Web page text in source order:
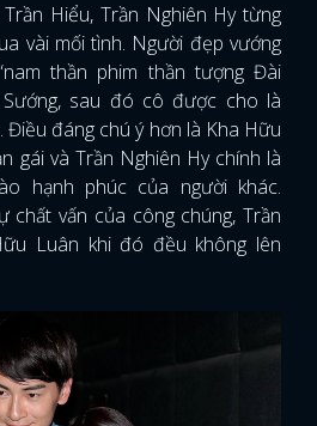
Hiểu, Trần Nghiên Hy từng
vài mối tình. Người đẹp vướng
thần phim thần tượng Đài
Sướng, sau đó cô được cho là
Điều đáng chú ý hơn là Kha Hữu
gái và Trần Nghiên Hy chính là
hạnh phúc của người khác.
chất vấn của công chúng, Trần
Luân khi đó đều không lên